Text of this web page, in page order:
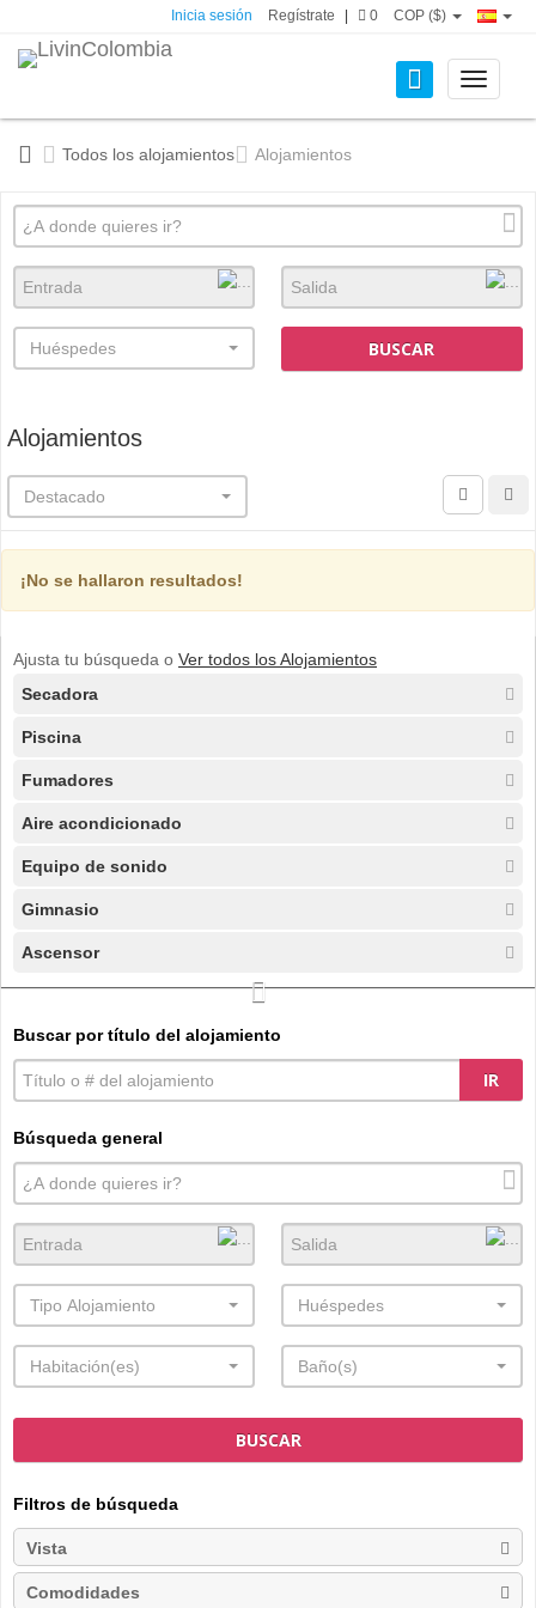
Inicia sesión Regístrate 0 COP ($)
Toggle
Todos los alojamientos Alojamientos
Huéspedes BUSCAR
Alojamientos
Destacado
¡No se hallaron resultados!
Ajusta tu búsqueda o Ver todos los Alojamientos
Secadora
Piscina
Fumadores
Aire acondicionado
Equipo de sonido
Gimnasio
Ascensor
Buscar por título del alojamiento
IR
Búsqueda general
Tipo Alojamiento Huéspedes
Habitación(es) Baño(s)
BUSCAR
Filtros de búsqueda
Vista
Comodidades